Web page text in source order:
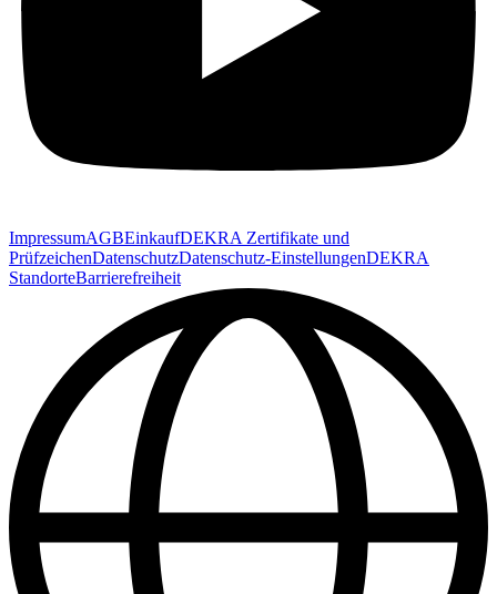
ImpressumAGBEinkaufDEKRA Zertifikate und
PrüfzeichenDatenschutzDatenschutz-EinstellungenDEKRA
StandorteBarrierefreiheit